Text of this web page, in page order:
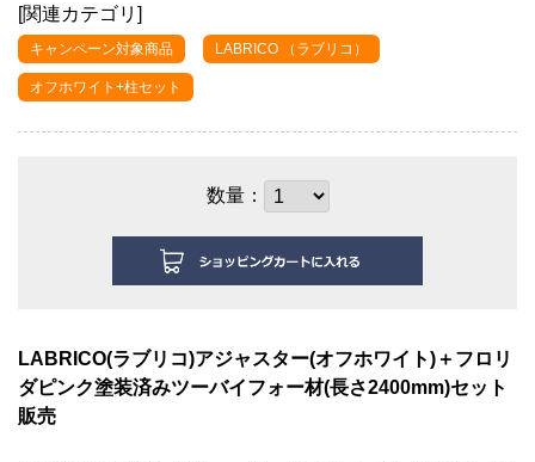
[関連カテゴリ]
キャンペーン対象商品 LABRICO （ラブリコ）
オフホワイト+柱セット
数量：
LABRICO(ラブリコ)アジャスター(オフホワイト)＋フロリ
ダピンク塗装済みツーバイフォー材(長さ2400mm)セット
販売